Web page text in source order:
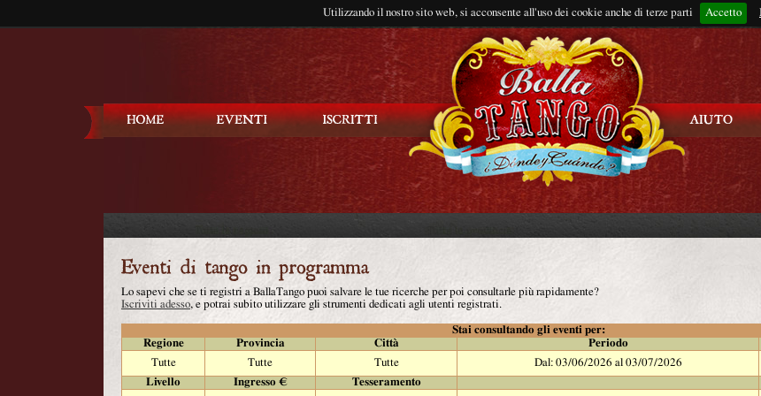
Utilizzando il nostro sito web, si acconsente all'uso dei cookie anche di terze parti Accetto
Rimani
Lo sapevi che se ti registri a BallaTango puoi salvare le tue ricerche per poi consultarle più rapidamente?
Iscriviti adesso, e potrai subito utilizzare gli strumenti dedicati agli utenti registrati.
Stai consultando gli eventi per:
Regione
Provincia Città Periodo
Tutte
Tutte Tutte Dal: 03/06/2026 al 03/07/2026
Livello
Ingresso € Tesseramento